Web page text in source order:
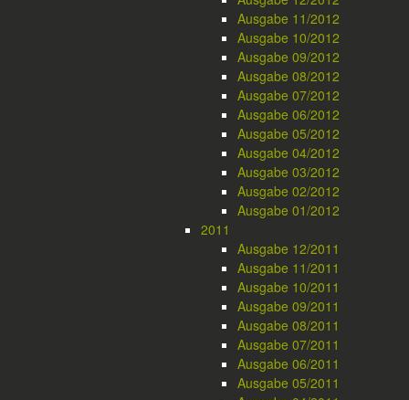
Ausgabe 11/2012
Ausgabe 10/2012
Ausgabe 09/2012
Ausgabe 08/2012
Ausgabe 07/2012
Ausgabe 06/2012
Ausgabe 05/2012
Ausgabe 04/2012
Ausgabe 03/2012
Ausgabe 02/2012
Ausgabe 01/2012
2011
Ausgabe 12/2011
Ausgabe 11/2011
Ausgabe 10/2011
Ausgabe 09/2011
Ausgabe 08/2011
Ausgabe 07/2011
Ausgabe 06/2011
Ausgabe 05/2011